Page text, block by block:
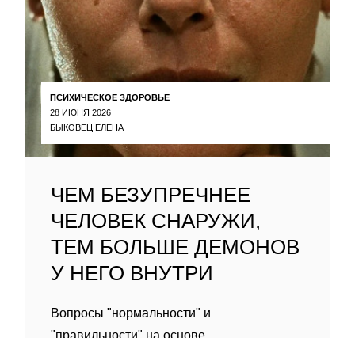
ПСИХИЧЕСКОЕ ЗДОРОВЬЕ
28 ИЮНЯ 2026
БЫКОВЕЦ ЕЛЕНА
ЧЕМ БЕЗУПРЕЧНЕЕ
ЧЕЛОВЕК СНАРУЖИ,
ТЕМ БОЛЬШЕ ДЕМОНОВ
У НЕГО ВНУТРИ
Вопросы "нормальности" и
"правильности" на основе